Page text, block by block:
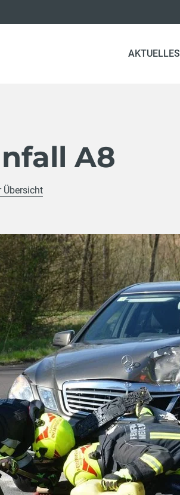
AKTUELLES
A8
Übersicht